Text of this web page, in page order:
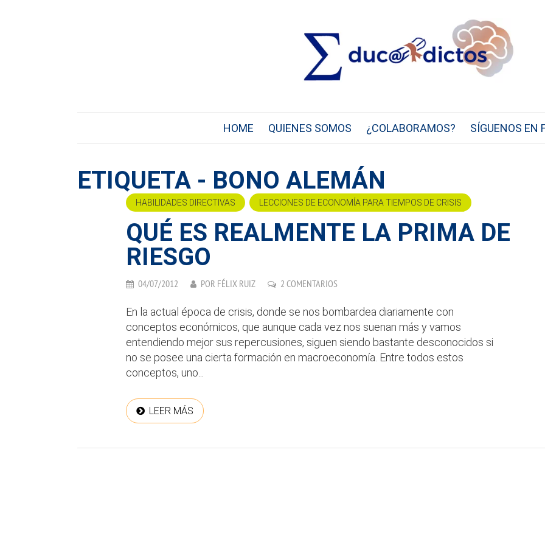
HOME QUIENES SOMOS ¿COLABORAMOS? SÍGUENOS EN
ETIQUETA - BONO ALEMÁN
HABILIDADES DIRECTIVAS LECCIONES DE ECONOMÍA PARA TIEMPOS DE CRISIS
QUÉ ES REALMENTE LA PRIMA DE
RIESGO
04/07/2012 POR FÉLIX RUIZ 2 COMENTARIOS
En la actual época de crisis, donde se nos bombardea diariamente con
conceptos económicos, que aunque cada vez nos suenan más y vamos
entendiendo mejor sus repercusiones, siguen siendo bastante desconocidos si
no se posee una cierta formación en macroeconomía. Entre todos estos
conceptos, uno...
LEER MÁS